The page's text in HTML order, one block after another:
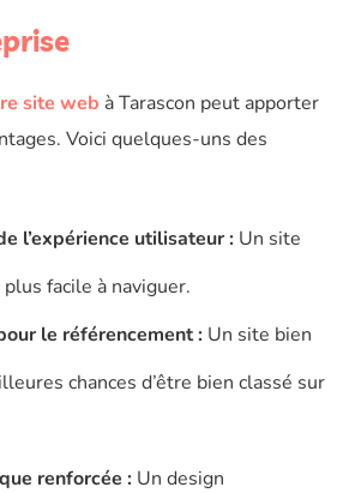
site web à Tarascon peut apporter
Voici quelques-uns des
l’expérience utilisateur : Un site
facile à naviguer.
le référencement : Un site bien
chances d’être bien classé sur
renforcée : Un design